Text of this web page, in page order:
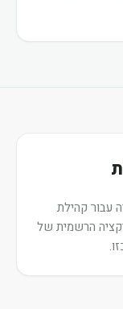
עבור קהילת
הרשמית של